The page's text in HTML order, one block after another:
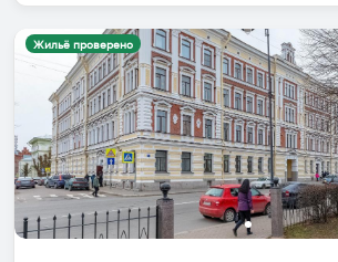
Жильё проверено